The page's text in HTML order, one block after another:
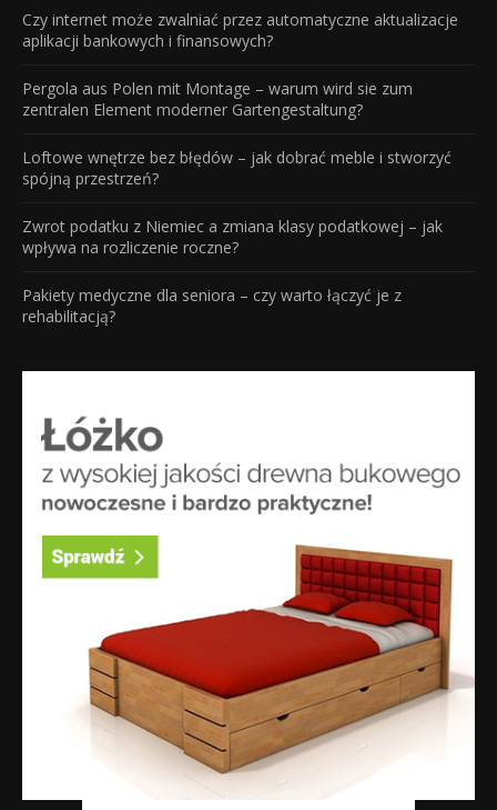
Czy internet może zwalniać przez automatyczne aktualizacje
aplikacji bankowych i finansowych?
Pergola aus Polen mit Montage – warum wird sie zum
zentralen Element moderner Gartengestaltung?
Loftowe wnętrze bez błędów – jak dobrać meble i stworzyć
spójną przestrzeń?
Zwrot podatku z Niemiec a zmiana klasy podatkowej – jak
wpływa na rozliczenie roczne?
Pakiety medyczne dla seniora – czy warto łączyć je z
rehabilitacją?